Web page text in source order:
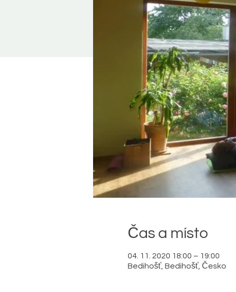
Čas a místo
04. 11. 2020 18:00 – 19:00
Bedihošť, Bedihošť, Česko